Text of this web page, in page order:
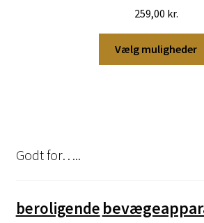
259,00 kr.
Vælg muligheder
Godt for…..
beroligende